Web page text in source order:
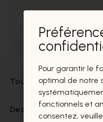
Prélèvement
Tout sur ce produit
Des questions sur ce
Pour garantir le
optimal de notre
fonctionnels et
consentez,